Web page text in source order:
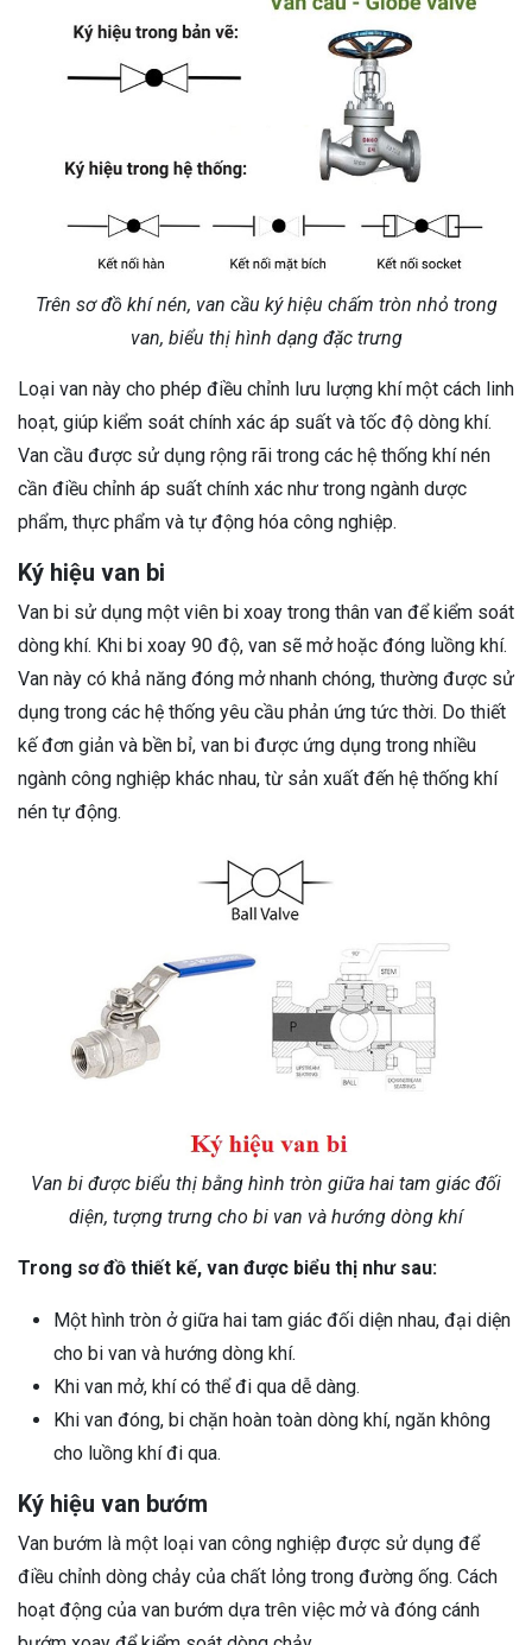
Trên sơ đồ khí nén, van cầu ký hiệu chấm tròn nhỏ trong
van, biểu thị hình dạng đặc trưng
Loại van này cho phép điều chỉnh lưu lượng khí một cách linh
hoạt, giúp kiểm soát chính xác áp suất và tốc độ dòng khí.
Van cầu được sử dụng rộng rãi trong các hệ thống khí nén
cần điều chỉnh áp suất chính xác như trong ngành dược
phẩm, thực phẩm và tự động hóa công nghiệp.
Ký hiệu van bi
Van bi sử dụng một viên bi xoay trong thân van để kiểm soát
dòng khí. Khi bi xoay 90 độ, van sẽ mở hoặc đóng luồng khí.
Van này có khả năng đóng mở nhanh chóng, thường được sử
dụng trong các hệ thống yêu cầu phản ứng tức thời. Do thiết
kế đơn giản và bền bỉ, van bi được ứng dụng trong nhiều
ngành công nghiệp khác nhau, từ sản xuất đến hệ thống khí
nén tự động.
Van bi được biểu thị bằng hình tròn giữa hai tam giác đối
diện, tượng trưng cho bi van và hướng dòng khí
Trong sơ đồ thiết kế, van được biểu thị như sau:
Một hình tròn ở giữa hai tam giác đối diện nhau, đại diện
cho bi van và hướng dòng khí.
Khi van mở, khí có thể đi qua dễ dàng.
Khi van đóng, bi chặn hoàn toàn dòng khí, ngăn không
cho luồng khí đi qua.
Ký hiệu van bướm
Van bướm là một loại van công nghiệp được sử dụng để
điều chỉnh dòng chảy của chất lỏng trong đường ống. Cách
hoạt động của van bướm dựa trên việc mở và đóng cánh